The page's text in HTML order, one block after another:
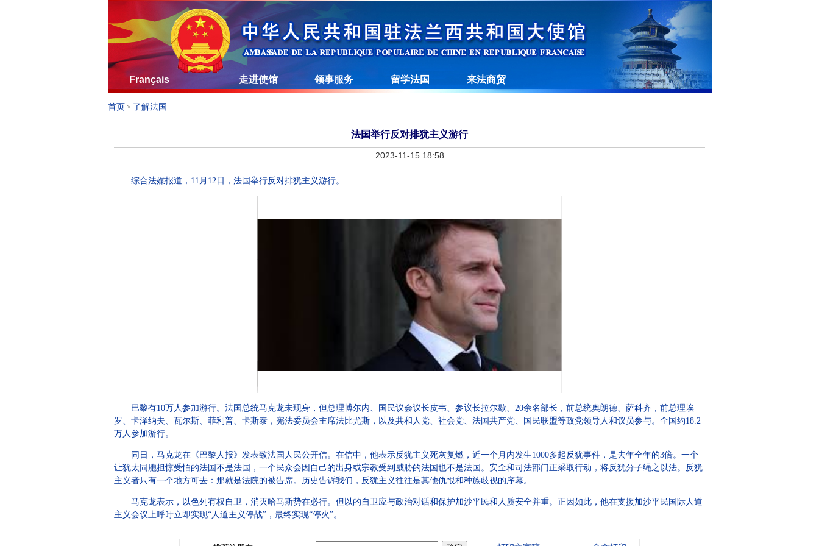
Français 走进使馆 领事服务 留学法国 来法商贸
首页 > 了解法国
法国举行反对排犹主义游行
2023-11-15 18:58
综合法媒报道，11月12日，法国举行反对排犹主义游行。
巴黎有10万人参加游行。法国总统马克龙未现身，但总理博尔内、国民议会议长皮韦、参议长拉尔歇、20余名部长，前总统奥朗德、萨科齐，前总理埃
罗、卡泽纳夫、瓦尔斯、菲利普、卡斯泰，宪法委员会主席法比尤斯，以及共和人党、社会党、法国共产党、国民联盟等政党领导人和议员参与。全国约18.2
万人参加游行。
同日，马克龙在《巴黎人报》发表致法国人民公开信。在信中，他表示反犹主义死灰复燃，近一个月内发生1000多起反犹事件，是去年全年的3倍。一个
让犹太同胞担惊受怕的法国不是法国，一个民众会因自己的出身或宗教受到威胁的法国也不是法国。安全和司法部门正采取行动，将反犹分子绳之以法。反犹
主义者只有一个地方可去：那就是法院的被告席。历史告诉我们，反犹主义往往是其他仇恨和种族歧视的序幕。
马克龙表示，以色列有权自卫，消灭哈马斯势在必行。但以的自卫应与政治对话和保护加沙平民和人质安全并重。正因如此，他在支援加沙平民国际人道
主义会议上呼吁立即实现“人道主义停战”，最终实现“停火”。